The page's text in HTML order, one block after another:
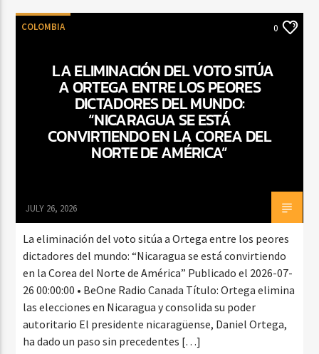
COLOMBIA 0
LA ELIMINACIÓN DEL VOTO SITÚA
A ORTEGA ENTRE LOS PEORES
DICTADORES DEL MUNDO:
“NICARAGUA SE ESTÁ
CONVIRTIENDO EN LA COREA DEL
NORTE DE AMÉRICA”
JULY 26, 2026
La eliminación del voto sitúa a Ortega entre los peores
dictadores del mundo: “Nicaragua se está convirtiendo
en la Corea del Norte de América” Publicado el 2026-07-
26 00:00:00 • BeOne Radio Canada Título: Ortega elimina
las elecciones en Nicaragua y consolida su poder
autoritario El presidente nicaragüense, Daniel Ortega,
ha dado un paso sin precedentes […]